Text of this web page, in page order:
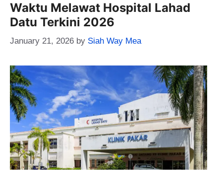
Waktu Melawat Hospital Lahad
Datu Terkini 2026
January 21, 2026 by Siah Way Mea